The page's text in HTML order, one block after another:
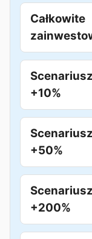
Całkowite
Scenariusz
+10%
Scenariusz
+50%
Scenariusz
+200%